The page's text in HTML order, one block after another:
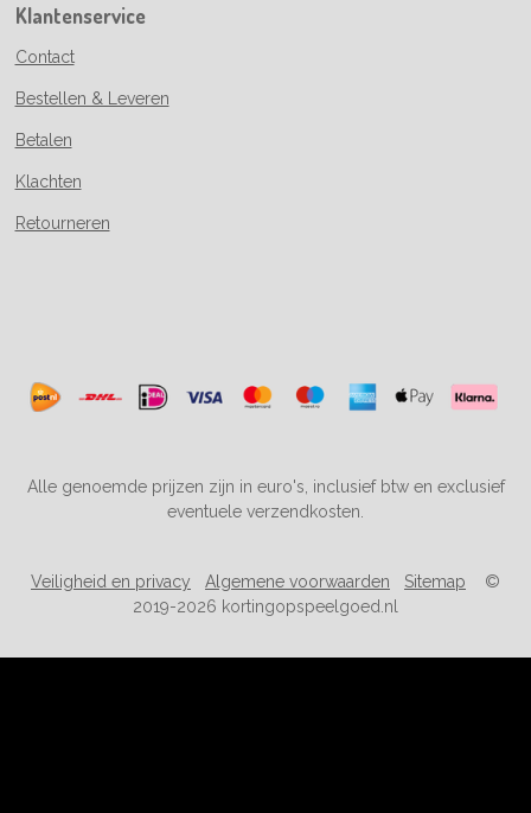
Klantenservice
Contact
Bestellen & Leveren
Betalen
Klachten
Retourneren
Alle genoemde prijzen zijn in euro's, inclusief btw en exclusief
eventuele verzendkosten.
Veiligheid en privacy Algemene voorwaarden Sitemap ©
2019-2026 kortingopspeelgoed.nl